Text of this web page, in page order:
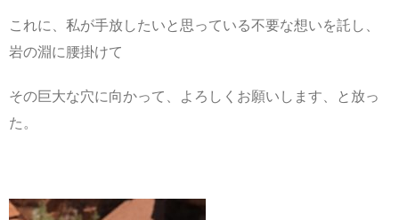
これに、私が手放したいと思っている不要な想いを託し、
岩の淵に腰掛けて
その巨大な穴に向かって、よろしくお願いします、と放っ
た。